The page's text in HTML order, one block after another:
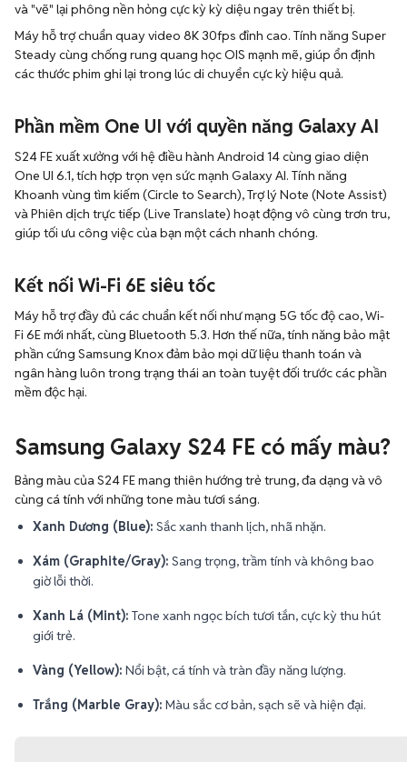
và "vẽ" lại phông nền hỏng cực kỳ kỳ diệu ngay trên thiết bị.
Máy hỗ trợ chuẩn quay video 8K 30fps đỉnh cao. Tính năng Super
Steady cùng chống rung quang học OIS mạnh mẽ, giúp ổn định
các thước phim ghi lại trong lúc di chuyển cực kỳ hiệu quả.
Phần mềm One UI với quyền năng Galaxy AI
S24 FE xuất xưởng với hệ điều hành Android 14 cùng giao diện
One UI 6.1, tích hợp trọn vẹn sức mạnh Galaxy AI. Tính năng
Khoanh vùng tìm kiếm (Circle to Search), Trợ lý Note (Note Assist)
và Phiên dịch trực tiếp (Live Translate) hoạt động vô cùng trơn tru,
giúp tối ưu công việc của bạn một cách nhanh chóng.
Kết nối Wi-Fi 6E siêu tốc
Máy hỗ trợ đầy đủ các chuẩn kết nối như mạng 5G tốc độ cao, Wi-
Fi 6E mới nhất, cùng Bluetooth 5.3. Hơn thế nữa, tính năng bảo mật
phần cứng Samsung Knox đảm bảo mọi dữ liệu thanh toán và
ngân hàng luôn trong trạng thái an toàn tuyệt đối trước các phần
mềm độc hại.
Samsung Galaxy S24 FE có mấy màu?
Bảng màu của S24 FE mang thiên hướng trẻ trung, đa dạng và vô
cùng cá tính với những tone màu tươi sáng.
Xanh Dương (Blue): Sắc xanh thanh lịch, nhã nhặn.
Xám (Graphite/Gray): Sang trọng, trầm tính và không bao
giờ lỗi thời.
Xanh Lá (Mint): Tone xanh ngọc bích tươi tắn, cực kỳ thu hút
giới trẻ.
Vàng (Yellow): Nổi bật, cá tính và tràn đầy năng lượng.
Trắng (Marble Gray): Màu sắc cơ bản, sạch sẽ và hiện đại.